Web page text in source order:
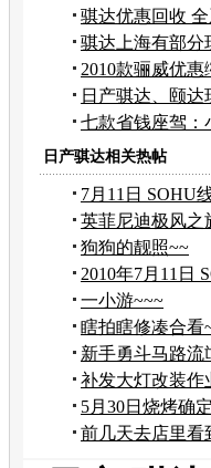
元
骐达优惠回收
足
骐达上海有部分
2010款骊威优惠
现车
日产骐达、颐
9千
七款省钱座驾：
盛宴
日产骐达相关热帖
7月11日 SOHU
也开骐达
英菲尼迪极风之
狗狗的靓照~~
2010年7月11日
活动
一小游~~~
瞎拍瞎修凑合看
新手勇斗马路流
补发大灯改装作
持）
5月30日烧烤确
前几天去店里看